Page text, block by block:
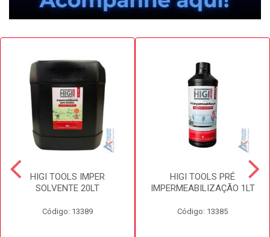
HIGI TOOLS IMPER
SOLVENTE 20LT
Código: 13389
HIGI TOOLS PRÉ
IMPERMEABILIZAÇÃO 1LT
Código: 13385